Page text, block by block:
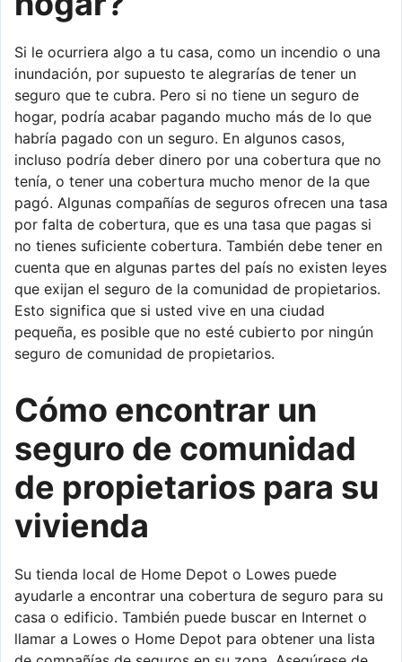
Si le ocurriera algo a tu casa, como un incendio o una
inundación, por supuesto te alegrarías de tener un
seguro que te cubra. Pero si no tiene un seguro de
hogar, podría acabar pagando mucho más de lo que
habría pagado con un seguro. En algunos casos,
incluso podría deber dinero por una cobertura que no
tenía, o tener una cobertura mucho menor de la que
pagó. Algunas compañías de seguros ofrecen una tasa
por falta de cobertura, que es una tasa que pagas si
no tienes suficiente cobertura. También debe tener en
cuenta que en algunas partes del país no existen leyes
que exijan el seguro de la comunidad de propietarios.
Esto significa que si usted vive en una ciudad
pequeña, es posible que no esté cubierto por ningún
seguro de comunidad de propietarios.
Cómo encontrar un
seguro de comunidad
de propietarios para su
vivienda
Su tienda local de Home Depot o Lowes puede
ayudarle a encontrar una cobertura de seguro para su
casa o edificio. También puede buscar en Internet o
llamar a Lowes o Home Depot para obtener una lista